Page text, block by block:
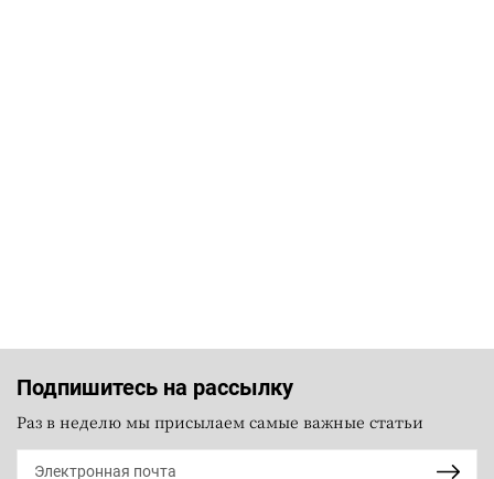
Подпишитесь на рассылку
Раз в неделю мы присылаем самые важные статьи